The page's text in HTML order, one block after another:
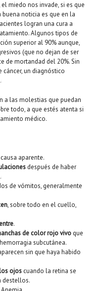
miedo nos invade, si es que
noticia es que en la
logran una cura a
Algunos tipos de
superior al 90% aunque,
(que no dejan de ser
de mortandad del 20%. Sin
cáncer, un diagnóstico
a las molestias que puedan
todo, a que estés atenta si
médico.
aparente.
después de haber
de vómitos, generalmente
, sobre todo en el cuello,
.
de color rojo vivo que
subcutánea.
sin que haya habido
ojos cuando la retina se
destellos.